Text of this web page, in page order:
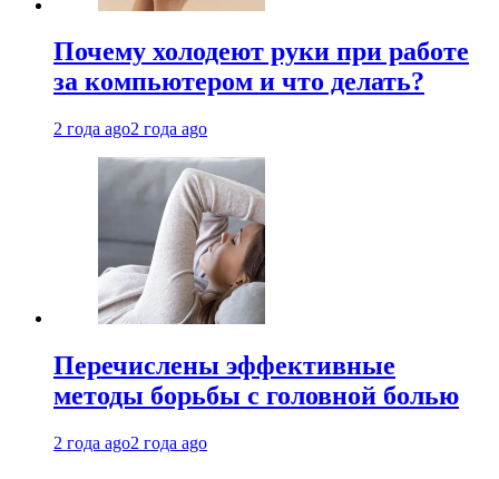
Почему холодеют руки при работе
за компьютером и что делать?
2 года ago2 года ago
Перечислены эффективные
методы борьбы с головной болью
2 года ago2 года ago